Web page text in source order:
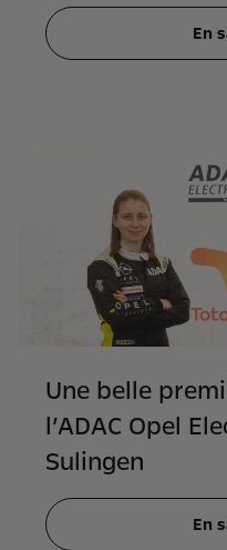
En
Une belle
l’ADAC Opel
Sulingen
En